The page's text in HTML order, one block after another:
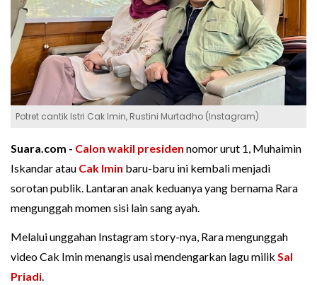
Potret cantik Istri Cak Imin, Rustini Murtadho (Instagram)
Suara.com - Calon wakil presiden nomor urut 1, Muhaimin
Iskandar atau Cak Imin baru-baru ini kembali menjadi
sorotan publik. Lantaran anak keduanya yang bernama Rara
mengunggah momen sisi lain sang ayah.
Melalui unggahan Instagram story-nya, Rara mengunggah
video Cak Imin menangis usai mendengarkan lagu milik Sal
Priadi.